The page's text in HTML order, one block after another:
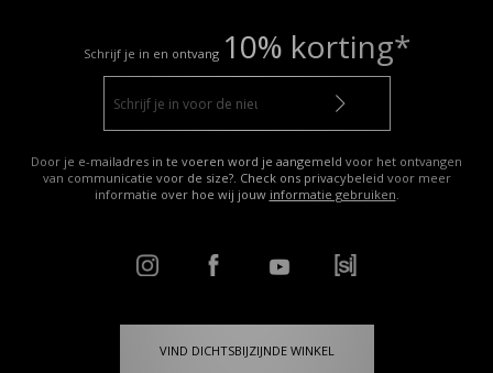
Schrijf je in en ontvang 10% korting*
Door je e-mailadres in te voeren word je aangemeld voor het ontvangen
van communicatie voor de size?. Check ons privacybeleid voor meer
informatie over hoe wij jouw informatie gebruiken.
VIND DICHTSBIJZIJNDE WINKEL